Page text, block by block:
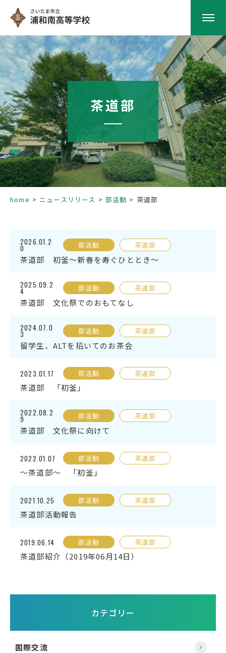
HOME
学校紹介
南高の教育
学校生活
部活動
受検生の方へ
年間スケジュール
学校パンフレット
教科ガイド
校長室より
保健室より
図書室より
事務室より
在校生の皆さんへ
保護者の方へ
本校のPTA活動
地域の皆様へ
English
プライバシーポリシー
茶道部
home ニュースリリース 部活動 茶道部
2026.01.2
0 部活動 茶道部
茶道部 初釜～新春を寿ぐひととき～
2025.09.2
4 部活動 茶道部
茶道部 文化祭でのおもてなし
2024.07.0
3 部活動 茶道部
留学生、ALTを招いてのお茶会
2023.01.17 部活動 茶道部
茶道部 「初釜」
2022.08.2
9 部活動 茶道部
茶道部 文化祭に向けて
2022.01.07 部活動 茶道部
～茶道部～ 「初釜」
2021.10.25 部活動 茶道部
茶道部活動報告
2019.06.14 部活動 茶道部
茶道部紹介（2019年06月14日）
カテゴリー
国際交流